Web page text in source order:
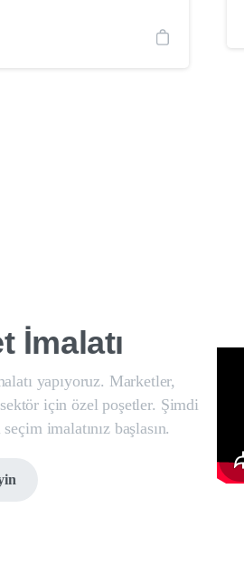
İmalatı
yapıyoruz. Marketler,
için özel poşetler. Şimdi
imalatınız başlasın.